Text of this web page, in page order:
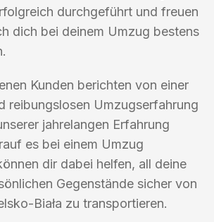
durchgeführt und freuen
dich bei deinem Umzug bestens
Kunden berichten von einer
reibungslosen Umzugserfahrung
jahrelangen Erfahrung
es bei einem Umzug
dir dabei helfen, all deine
Gegenstände sicher von
Biała zu transportieren.